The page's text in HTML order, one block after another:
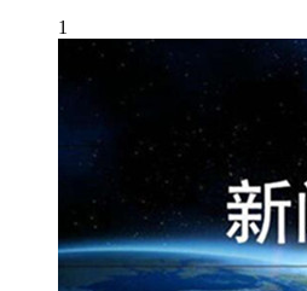
1